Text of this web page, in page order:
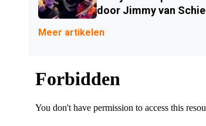
door Jimmy van Schie
Meer artikelen